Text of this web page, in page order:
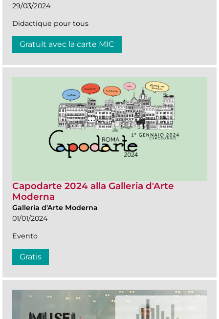
29/03/2024
Didactique pour tous
Gratuit avec la carte MIC
Capodarte 2024 alla Galleria d'Arte
Moderna
Galleria d'Arte Moderna
01/01/2024
Evento
Gratis